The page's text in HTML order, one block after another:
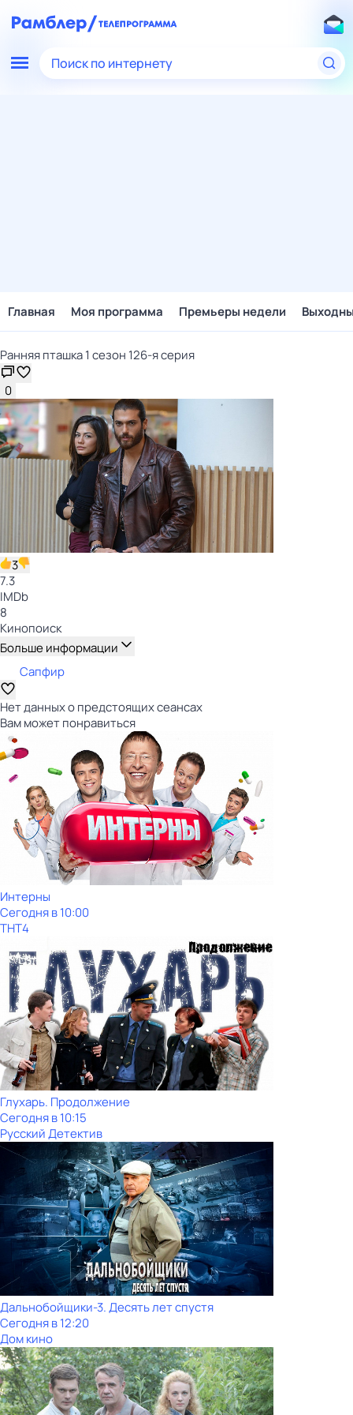
Поиск по интернету
Главная Моя программа Премьеры недели
Ранняя пташка 1 сезон 126-я серия
0
3
7.3
IMDb
8
Кинопоиск
Больше информации
Сапфир
Нет данных о предстоящих сеансах
Вам может понравиться
Интерны
Сегодня в 10:00
ТНТ4
Глухарь. Продолжение
Сегодня в 10:15
Русский Детектив
Дальнобойщики-3. Десять лет спустя
Сегодня в 12:20
Дом кино